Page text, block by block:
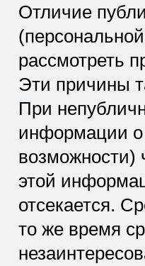
Отличие
рассмотреть
Эти причины
При
информации о
возможности)
этой
отсекается.
то же время